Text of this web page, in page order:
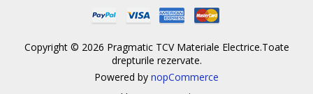
Copyright © 2026 Pragmatic TCV Materiale Electrice.Toate
drepturile rezervate.
Powered by nopCommerce